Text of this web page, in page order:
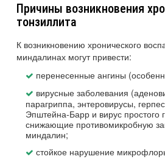
Причины возникновения
тонзиллита
К возникновению хронического
миндалинах могут привести:
перенесенные ангины
вирусные заболевания
парагриппа, энтеровирусы,
Эпштейна-Барр и вирус простого
снижающие противомикробную
миндалин;
стойкое нарушение